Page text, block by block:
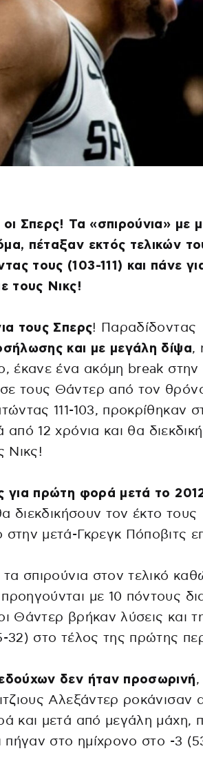
Σπερς! Τα «σπιρούνια» με
πέταξαν εκτός τελικών
τους (103-111) και πάνε
τους Νικς!
τους Σπερς! Παραδίδοντας
και με μεγάλη δίψα,
έκανε ένα ακόμη break στην
τους Θάντερ από τον
111-103, προκρίθηκαν
από 12 χρόνια και θα
Νικς!
για πρώτη φορά μετά το
διεκδικήσουν τον έκτο τους
μετά-Γκρεγκ Πόποβιτς
τα σπιρούνια στον τελικό
με 10 πόντους
Θάντερ βρήκαν λύσεις και
32) στο τέλος της πρώτης
δεν ήταν προσωρινή
Αλεξάντερ ροκάνισαν
και μετά από μεγάλη μάχη,
πήγαν στο ημίχρονο στο -3